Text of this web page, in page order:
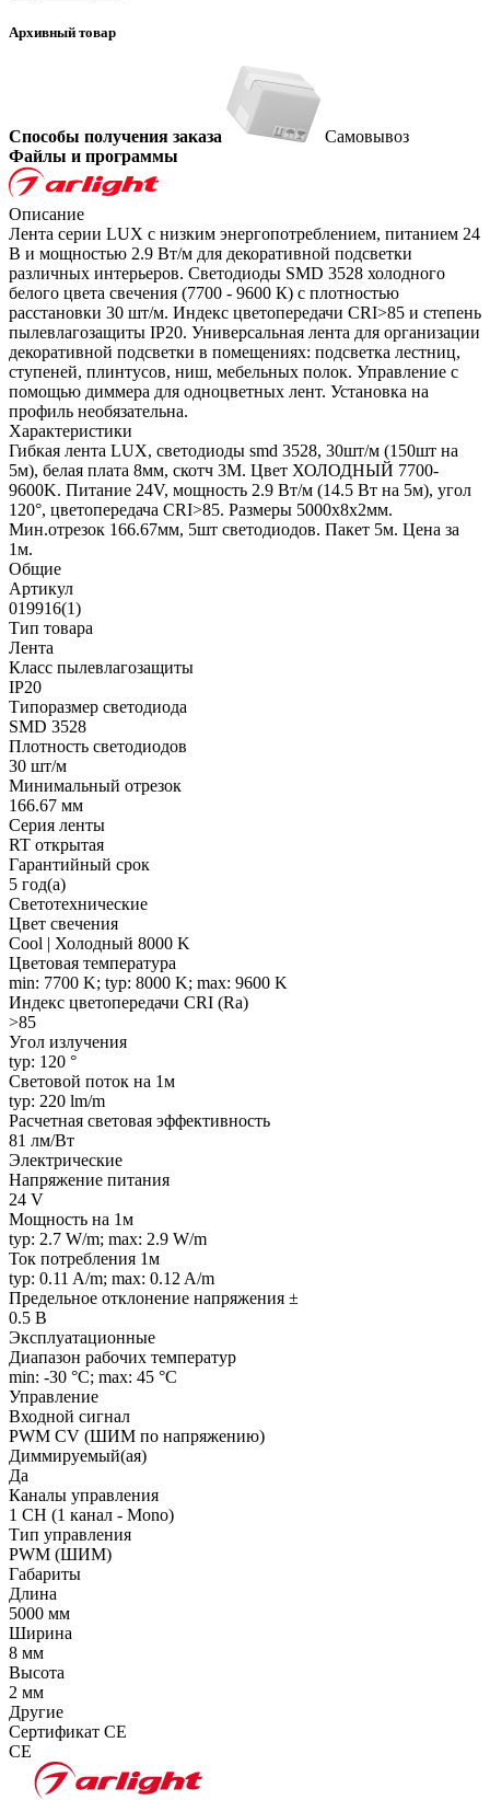
Архивный товар
Способы получения заказа
Самовывоз
Файлы и программы
Описание
Лента серии LUX с низким энергопотреблением, питанием 24
В и мощностью 2.9 Вт/м для декоративной подсветки
различных интерьеров. Светодиоды SMD 3528 холодного
белого цвета свечения (7700 - 9600 К) с плотностью
расстановки 30 шт/м. Индекс цветопередачи CRI>85 и степень
пылевлагозащиты IP20. Универсальная лента для организации
декоративной подсветки в помещениях: подсветка лестниц,
ступеней, плинтусов, ниш, мебельных полок. Управление с
помощью диммера для одноцветных лент. Установка на
профиль необязательна.
Характеристики
Гибкая лента LUX, светодиоды smd 3528, 30шт/м (150шт на
5м), белая плата 8мм, скотч 3М. Цвет ХОЛОДНЫЙ 7700-
9600K. Питание 24V, мощность 2.9 Вт/м (14.5 Вт на 5м), угол
120°, цветопередача CRI>85. Размеры 5000х8x2мм.
Мин.отрезок 166.67мм, 5шт светодиодов. Пакет 5м. Цена за
1м.
Общие
Артикул
019916(1)
Тип товара
Лента
Класс пылевлагозащиты
IP20
Типоразмер светодиода
SMD 3528
Плотность светодиодов
30 шт/м
Минимальный отрезок
166.67 мм
Серия ленты
RT открытая
Гарантийный срок
5 год(а)
Светотехнические
Цвет свечения
Cool | Холодный 8000 K
Цветовая температура
min: 7700 K; typ: 8000 K; max: 9600 K
Индекс цветопередачи CRI (Ra)
>85
Угол излучения
typ: 120 °
Световой поток на 1м
typ: 220 lm/m
Расчетная световая эффективность
81 лм/Вт
Электрические
Напряжение питания
24 V
Мощность на 1м
typ: 2.7 W/m; max: 2.9 W/m
Ток потребления 1м
typ: 0.11 A/m; max: 0.12 A/m
Предельное отклонение напряжения ±
0.5 В
Эксплуатационные
Диапазон рабочих температур
min: -30 °C; max: 45 °C
Управление
Входной сигнал
PWM СV (ШИМ по напряжению)
Диммируемый(ая)
Да
Каналы управления
1 CH (1 канал - Mono)
Тип управления
PWM (ШИМ)
Габариты
Длина
5000 мм
Ширина
8 мм
Высота
2 мм
Другие
Сертификат CE
CE